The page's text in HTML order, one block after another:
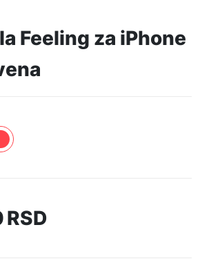
Feeling za iPhone
RSD